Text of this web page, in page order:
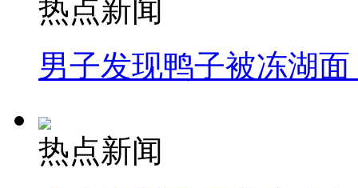
热点新闻
男子发现鸭子被冻湖
热点新闻